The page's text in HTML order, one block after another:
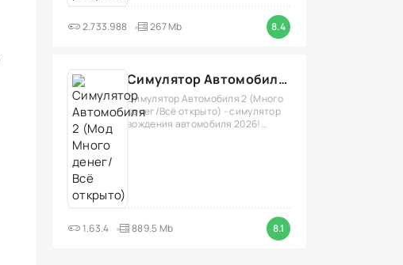
2.733.988 267 Mb 8.4
Симулятор Автомобиля 2 (Мод Много денег/Всё открыто)
Симулятор Автомобиля 2 (Много
денег/Всё открыто) - симулятор
вождения автомобиля 2026!
1.63.4 889.5 Mb 8.1